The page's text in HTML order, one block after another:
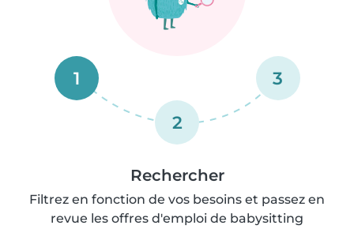
1
2
3
Rechercher
Filtrez en fonction de vos besoins et passez en
revue les offres d'emploi de babysitting